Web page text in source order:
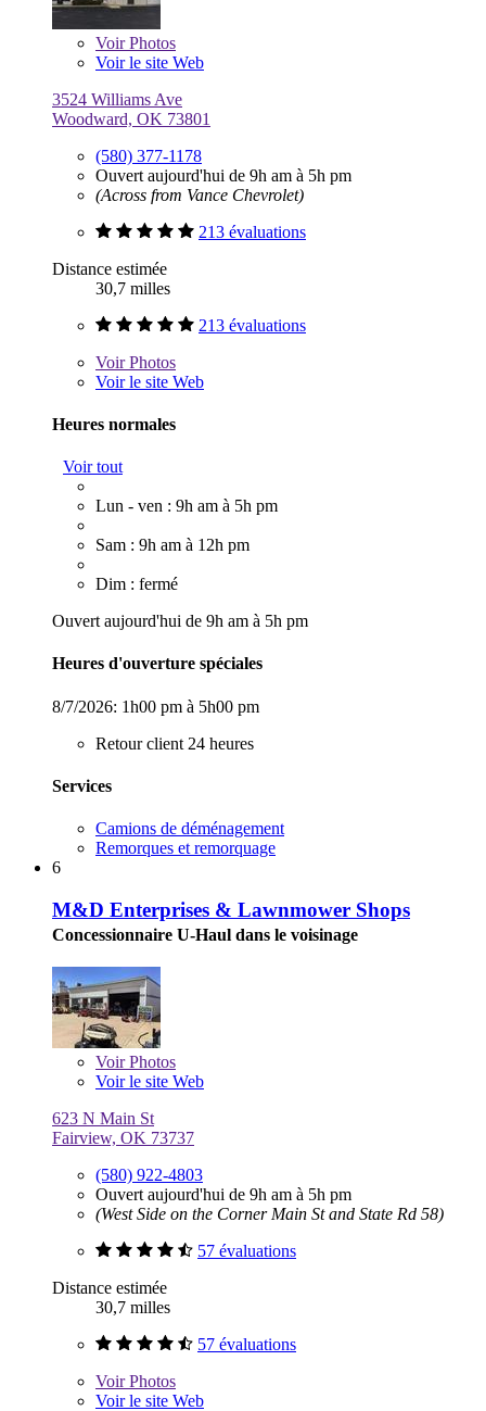
VoirPhotos
Voir le site Web
3524 Williams Ave
Woodward, OK 73801
(580) 377-1178
Ouvert aujourd'hui de 9h am à 5h pm
(Across from Vance Chevrolet)
213 évaluations
Distance estimée
30,7 milles
213 évaluations
VoirPhotos
Voir le site Web
Heures normales
Voir tout
Lun - ven : 9h am à 5h pm
Sam : 9h am à 12h pm
Dim : fermé
Ouvert aujourd'hui de 9h am à 5h pm
Heures d'ouverture spéciales
8/7/2026: 1h00 pm à 5h00 pm
Retour client 24 heures
Services
Camions de déménagement
Remorques et remorquage
6
M&D Enterprises & Lawnmower Shops
Concessionnaire U-Haul dans le voisinage
VoirPhotos
Voir le site Web
623 N Main St
Fairview, OK 73737
(580) 922-4803
Ouvert aujourd'hui de 9h am à 5h pm
(West Side on the Corner Main St and State Rd 58)
57 évaluations
Distance estimée
30,7 milles
57 évaluations
VoirPhotos
Voir le site Web